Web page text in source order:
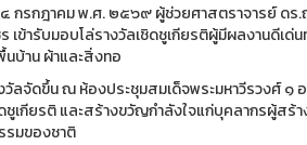
กรกฎาคม พ.ศ. ๒๕๖๙ ผู้ช่วยศาสตราจารย์ ดร.
เข้ารับมอบโล่รางวัลเชิดชูเกียรติผู้มีผลงานดีเ
บ้าน ผ้าและสิ่งทอ
ลจัดขึ้น ณ ห้องประชุมสมเด็จพระมหาวีรวงศ์ ๑
ชูเกียรติ และสร้างขวัญกำลังใจแก่บุคลากรผู้
รมของชาติ